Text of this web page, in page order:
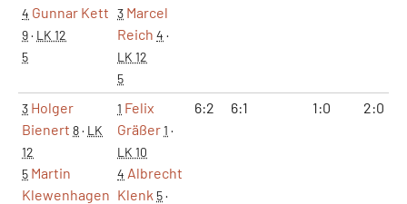
4 Gunnar Kett
9· LK 12
5
3 Marcel
Reich 4 ·
LK 12
5
3 Holger
Bienert 8· LK
12
5 Martin
Klewenhagen
1 Felix
Gräßer1 ·
LK 10
4 Albrecht
Klenk 5·
6:2 6:1 1:0 2:0